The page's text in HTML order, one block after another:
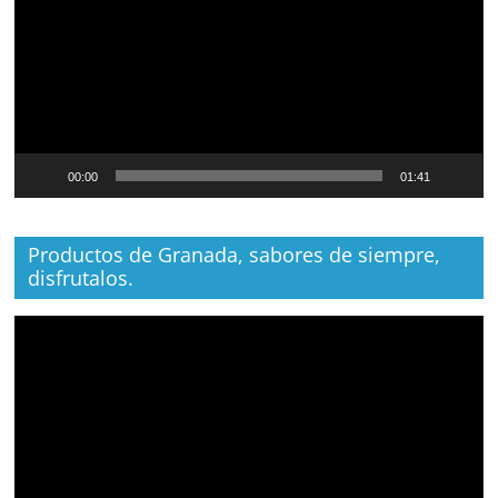
00:00 01:41
Productos de Granada, sabores de siempre,
disfrutalos.